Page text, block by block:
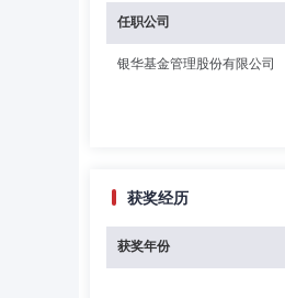
任职公司
银华基金管理股份有限公司
获奖经历
获奖年份